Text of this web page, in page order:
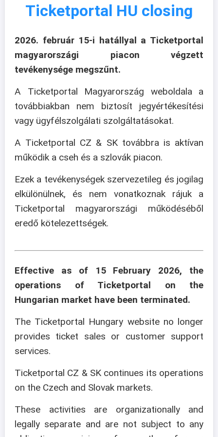
Ticketportal HU closing
2026. február 15-i hatállyal a Ticketportal
magyarországi piacon végzett
tevékenysége megszűnt.
A Ticketportal Magyarország weboldala a
továbbiakban nem biztosít jegyértékesítési
vagy ügyfélszolgálati szolgáltatásokat.
A Ticketportal CZ & SK továbbra is aktívan
működik a cseh és a szlovák piacon.
Ezek a tevékenységek szervezetileg és jogilag
elkülönülnek, és nem vonatkoznak rájuk a
Ticketportal magyarországi működéséből
eredő kötelezettségek.
Effective as of 15 February 2026, the
operations of Ticketportal on the
Hungarian market have been terminated.
The Ticketportal Hungary website no longer
provides ticket sales or customer support
services.
Ticketportal CZ & SK continues its operations
on the Czech and Slovak markets.
These activities are organizationally and
legally separate and are not subject to any